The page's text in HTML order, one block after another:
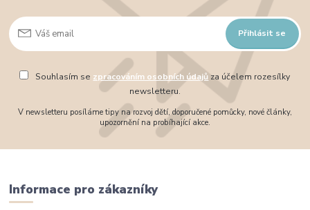
Přihlásit se
Souhlasím se zpracováním osobních údajůza účelem rozesílky
newsletteru.
V newsletteru posíláme tipy na rozvoj dětí, doporučené pomůcky, nové články,
upozornění na probíhající akce.
Informace pro zákazníky